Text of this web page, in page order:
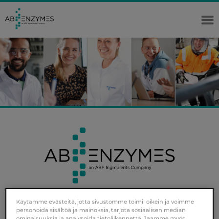
Enzymes
Käytämme evästeitä, jotta sivustomme toimii oikein ja voimme
personoida sisältöä ja mainoksia, tarjota sosiaalisen median